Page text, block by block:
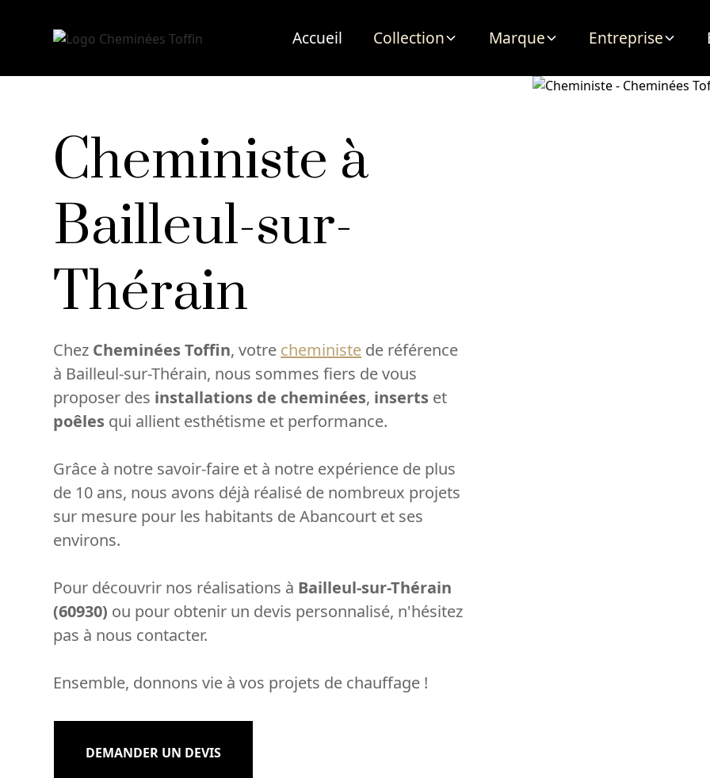
Accueil Collection Marque Entreprise
Cheministe à
Bailleul-sur-
Thérain
Chez Cheminées Toffin, votre cheministe de référence
à Bailleul-sur-Thérain, nous sommes fiers de vous
proposer des installations de cheminées, inserts et
poêles qui allient esthétisme et performance.
Grâce à notre savoir-faire et à notre expérience de plus
de 10 ans, nous avons déjà réalisé de nombreux projets
sur mesure pour les habitants de Abancourt et ses
environs.
Pour découvrir nos réalisations à Bailleul-sur-Thérain
(60930) ou pour obtenir un devis personnalisé, n'hésitez
pas à nous contacter.
Ensemble, donnons vie à vos projets de chauffage !
DEMANDER UN DEVIS